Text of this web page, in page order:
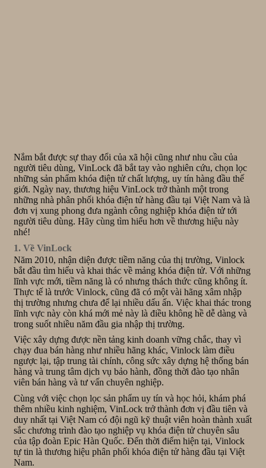
Nắm bắt được sự thay đổi của xã hội cũng như nhu cầu của
người tiêu dùng, VinLock đã bắt tay vào nghiên cứu, chọn lọc
những sản phẩm khóa điện tử chất lượng, uy tín hàng đầu thế
giới. Ngày nay, thương hiệu VinLock trở thành một trong
những nhà phân phối khóa điện tử hàng đầu tại Việt Nam và là
đơn vị xung phong đưa ngành công nghiệp khóa điện tử tới
người tiêu dùng. Hãy cùng tìm hiểu hơn về thương hiệu này
nhé!
1. Về VinLock
Năm 2010, nhận diện được tiềm năng của thị trường, Vinlock
bắt đầu tìm hiểu và khai thác về mảng khóa điện tử. Với những
lĩnh vực mới, tiềm năng là có nhưng thách thức cũng không ít.
Thực tế là trước Vinlock, cũng đã có một vài hãng xâm nhập
thị trường nhưng chưa để lại nhiều dấu ấn. Việc khai thác trong
lĩnh vực này còn khá mới mẻ này là điều không hề dễ dàng và
trong suốt nhiều năm đầu gia nhập thị trường.
Việc xây dựng được nền tảng kinh doanh vững chắc, thay vì
chạy đua bán hàng như nhiều hãng khác, Vinlock làm điều
ngược lại, tập trung tài chính, công sức xây dựng hệ thống bán
hàng và trung tâm dịch vụ bảo hành, đồng thời đào tạo nhân
viên bán hàng và tư vấn chuyên nghiệp.
Cùng với việc chọn lọc sản phẩm uy tín và học hỏi, khám phá
thêm nhiều kinh nghiệm, VinLock trở thành đơn vị đầu tiên và
duy nhất tại Việt Nam có đội ngũ kỹ thuật viên hoàn thành xuất
sắc chương trình đào tạo nghiệp vụ khóa điện tử chuyên sâu
của tập đoàn Epic Hàn Quốc. Đến thời điểm hiện tại, Vinlock
tự tin là thương hiệu phân phối khóa điện tử hàng đầu tại Việt
Nam.